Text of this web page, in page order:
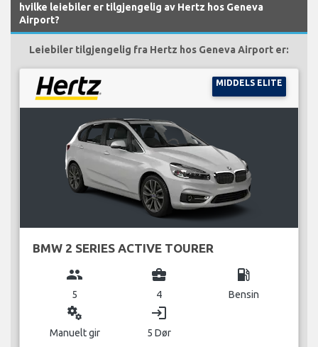
hvilke leiebiler er tilgjengelig av Hertz hos Geneva
Airport?
Leiebiler tilgjengelig fra Hertz hos Geneva Airport er:
MIDDELS ELITE
BMW 2 SERIES ACTIVE TOURER
group
5
business_center
4
local_gas_station
Bensin
miscellaneous_services
Manuelt gir
login
5 Dør